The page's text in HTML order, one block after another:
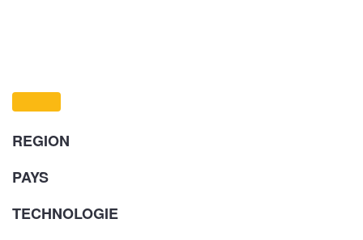
REGION
PAYS
TECHNOLOGIE